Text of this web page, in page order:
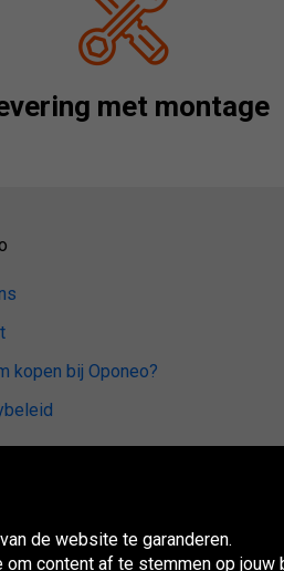
met montage
kopen bij Oponeo?
de website te garanderen.
content af te stemmen op